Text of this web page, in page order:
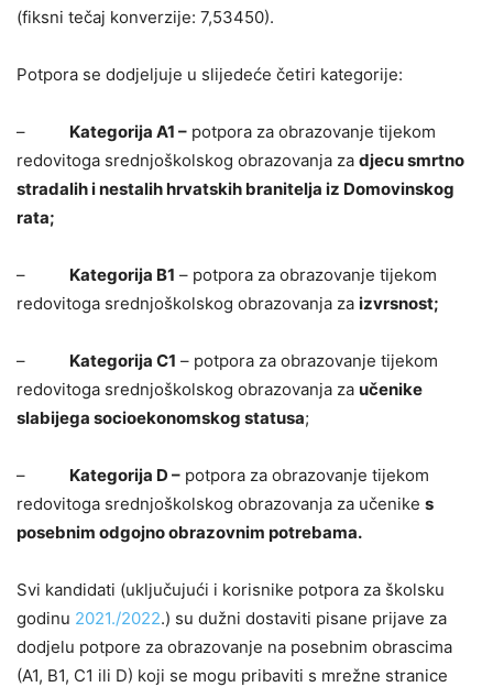
(fiksni tečaj konverzije: 7,53450).
Potpora se dodjeljuje u slijedeće četiri kategorije:
– Kategorija A1 – potpora za obrazovanje tijekom
redovitoga srednjoškolskog obrazovanja za djecu smrtno
stradalih i nestalih hrvatskih branitelja iz Domovinskog
rata;
– Kategorija B1 – potpora za obrazovanje tijekom
redovitoga srednjoškolskog obrazovanja za izvrsnost;
– Kategorija C1 – potpora za obrazovanje tijekom
redovitoga srednjoškolskog obrazovanja za učenike
slabijega socioekonomskog statusa;
– Kategorija D – potpora za obrazovanje tijekom
redovitoga srednjoškolskog obrazovanja za učenike s
posebnim odgojno obrazovnim potrebama.
Svi kandidati (uključujući i korisnike potpora za školsku
godinu 2021./2022.) su dužni dostaviti pisane prijave za
dodjelu potpore za obrazovanje na posebnim obrascima
(A1, B1, C1 ili D) koji se mogu pribaviti s mrežne stranice